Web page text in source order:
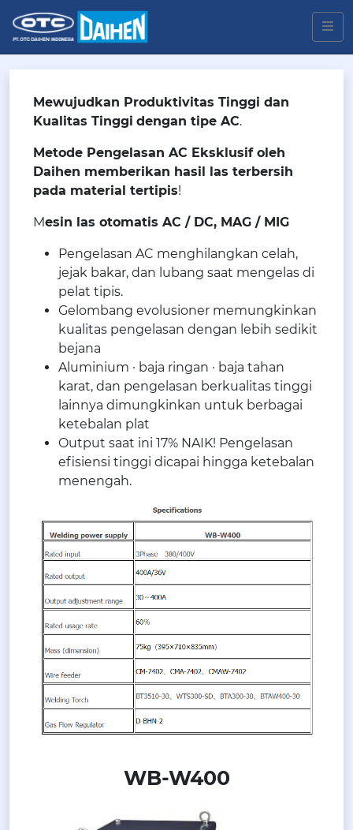
Mewujudkan Produktivitas Tinggi dan
Kualitas Tinggi dengan tipe AC.
Metode Pengelasan AC Eksklusif oleh
Daihen memberikan hasil las terbersih
pada material tertipis!
Mesin las otomatis AC / DC, MAG / MIG
Pengelasan AC menghilangkan celah,
jejak bakar, dan lubang saat mengelas di
pelat tipis.
Gelombang evolusioner memungkinkan
kualitas pengelasan dengan lebih sedikit
bejana
Aluminium · baja ringan · baja tahan
karat, dan pengelasan berkualitas tinggi
lainnya dimungkinkan untuk berbagai
ketebalan plat
Output saat ini 17% NAIK! Pengelasan
efisiensi tinggi dicapai hingga ketebalan
menengah.
WB-W400